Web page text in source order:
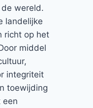
wereld.
landelijke
richt op het
middel
integriteit
toewijding
een